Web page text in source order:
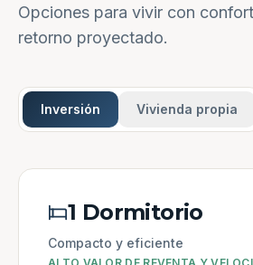
Opciones para vivir con
retorno proyectado.
Inversión Vivienda propia
1 Dormitorio
Compacto y eficiente